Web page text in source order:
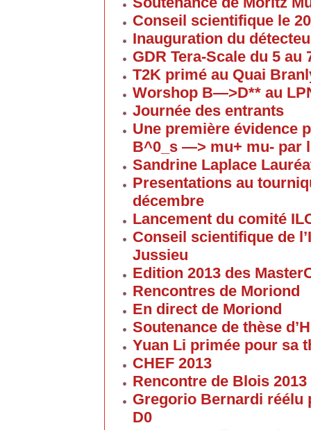
Conseil scientifique le
Inauguration du
GDR Tera-Scale du 5
T2K primé au Quai
Worshop B—>D** au
Journée des entrants
Une première évidence
B^0_s —> mu+ mu- par
Sandrine Laplace
Presentations au
décembre
Lancement du comité
Conseil scientifique de
Jussieu
Edition 2013 des
Rencontres de Moriond
En direct de Moriond
Soutenance de thèse
Yuan Li primée pour sa
CHEF 2013
Rencontre de Blois 2013
Gregorio Bernardi réélu
D0